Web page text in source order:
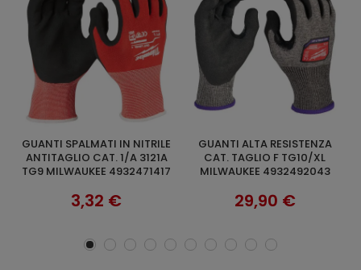
AGGIUNGI AL CARRELLO
GUANTI ALTA RESISTENZA
CAT. TAGLIO F TG10/XL
MILWAUKEE 4932492043
29,90 €
AGGIUNGI AL CARRELLO
21420 TG 9 MILWAUKEE
48229732
29,90 €